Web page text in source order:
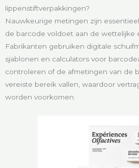
lippenstiftverpakkingen?
Nauwkeurige metingen zijn
de barcode voldoet aan de wettelijke
Fabrikanten gebruiken digitale
sjablonen en calculators voor
controleren of de afmetingen van de
vereiste bereik vallen, waardoor
worden voorkomen.